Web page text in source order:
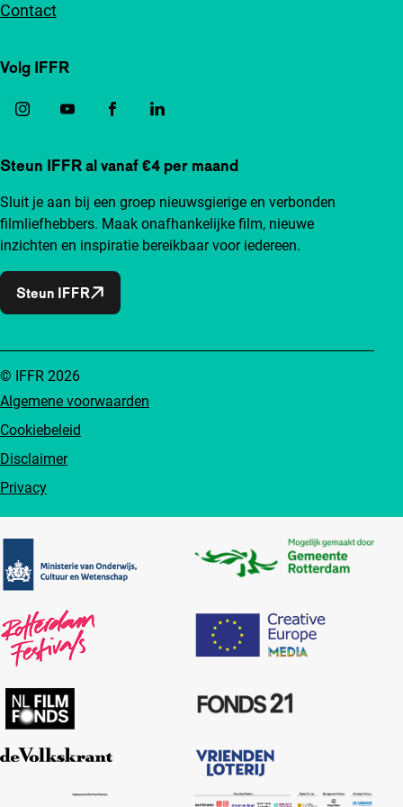
Contact
Volg IFFR
Steun IFFR al vanaf €4 per maand
Sluit je aan bij een groep nieuwsgierige en verbonden
filmliefhebbers. Maak onafhankelijke film, nieuwe
inzichten en inspiratie bereikbaar voor iedereen.
Steun IFFR
Algemene voorwaarden
Cookiebeleid
Disclaimer
Privacy
© IFFR 2026